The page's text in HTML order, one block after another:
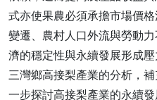
式亦使果農必須承擔市場價
變遷、農村人口外流與勞動
濟的穩定性與永續發展形成
三灣鄉高接梨產業的分析，
一步探討高接梨產業的永續